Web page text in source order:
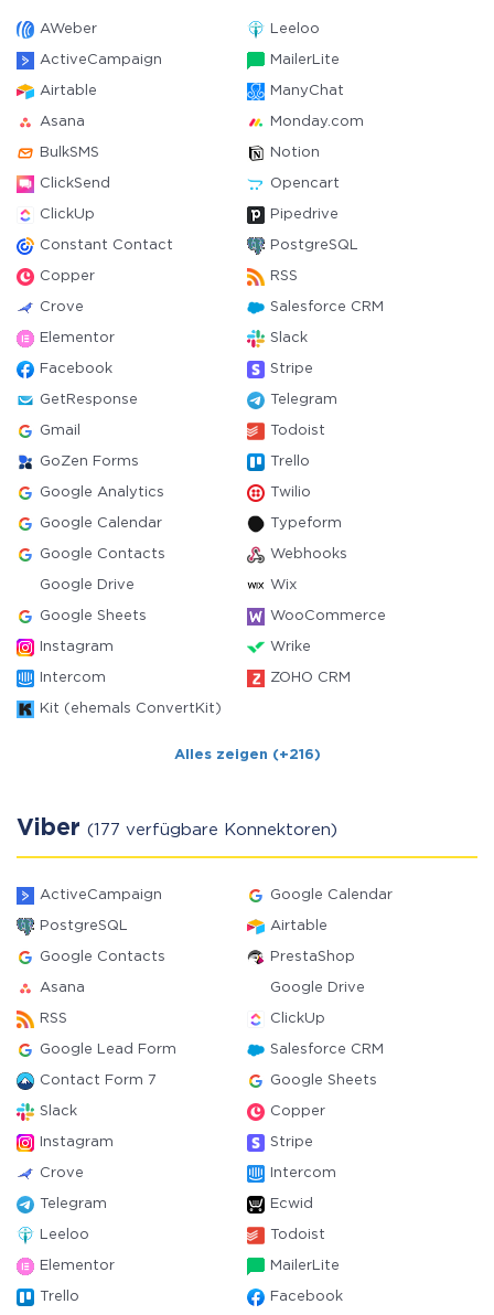
AWeber Leeloo
ActiveCampaign MailerLite
Airtable ManyChat
Asana Monday.com
BulkSMS Notion
ClickSend Opencart
ClickUp Pipedrive
Constant Contact PostgreSQL
Copper RSS
Crove Salesforce CRM
Elementor Slack
Facebook Stripe
GetResponse Telegram
Gmail Todoist
GoZen Forms Trello
Google Analytics Twilio
Google Calendar Typeform
Google Contacts Webhooks
Google Drive Wix
Google Sheets WooCommerce
Instagram Wrike
Intercom ZOHO CRM
Kit (ehemals ConvertKit)
Alles zeigen (+216)
Viber (177 verfügbare Konnektoren)
ActiveCampaign Google Calendar
PostgreSQL Airtable
Google Contacts PrestaShop
Asana Google Drive
RSS ClickUp
Google Lead Form Salesforce CRM
Contact Form 7 Google Sheets
Slack Copper
Instagram Stripe
Crove Intercom
Telegram Ecwid
Leeloo Todoist
Elementor MailerLite
Trello Facebook